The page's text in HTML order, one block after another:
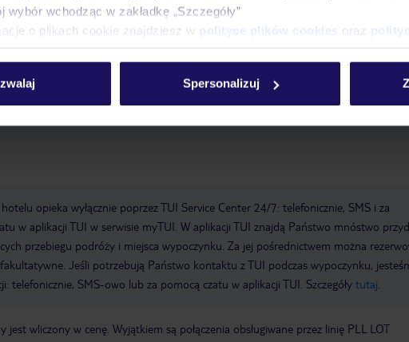
wybór wchodząc w zakładkę „Szczegóły”
o plikach cookie znajdziesz w polityce plików cookies oraz
Spersonalizuj
Winda Liczba sal konferencyjnych: 1 recepcja
dla dzieci, basen odkryty, parasole przy basenie, leżaki przy basenie
opieka wyłącznie poprzez TUI Service Center 24/7: telefonicznie, SMS i za
w aplikacji TUI w serwisie myTUI. W aplikacji TUI znajdą Państwo mnóstwo
przebiegu podróży i miejsca wypoczynku. Za jej pośrednictwem można
Jeśli potrzebują Państwo kontaktu z TUI podczas wypoczynku,
telefonicznie, SMS-owo lub za pomocą czatu w aplikacji TUI. Szczegóły tutaj
jest wliczony w cenę. Wyjątkiem są połączenia obsługiwane przez linię PLL LOT